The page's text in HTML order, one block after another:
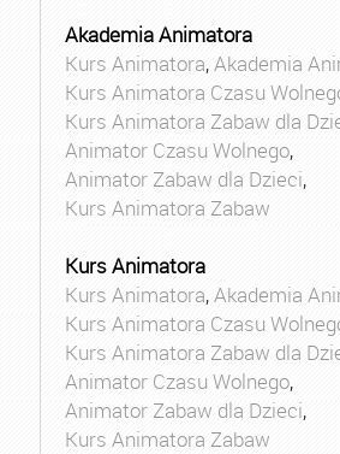
Akademia Animatora
Kurs Animatora,Akademia
Kurs Animatora Czasu
Kurs Animatora Zabaw dla
Animator Czasu Wolnego,
Animator Zabaw dla Dzieci,
Kurs Animatora Zabaw
Kurs Animatora
Kurs Animatora,Akademia
Kurs Animatora Czasu
Kurs Animatora Zabaw dla
Animator Czasu Wolnego,
Animator Zabaw dla Dzieci,
Kurs Animatora Zabaw